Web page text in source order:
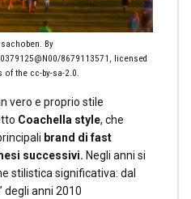
By
8679113571, licensed
of the cc-by-sa-2.0.
vero e proprio stile
Coachella style, che
brand di fast
successivi. Negli anni si
stilistica significativa: dal
degli anni 2010